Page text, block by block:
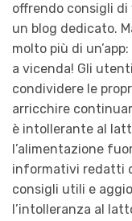
offrendo consigli
un blog dedicato.
molto più di
a vicenda! Gli
condividere le
arricchire
è intollerante al
l’alimentazione
informativi redatti
consigli utili e
l’intolleranza al